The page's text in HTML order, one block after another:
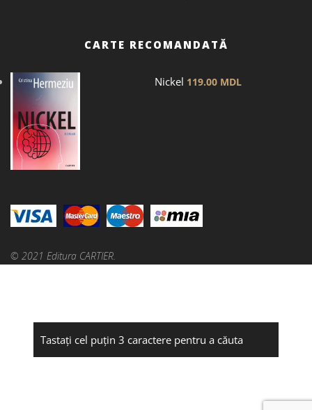
CARTE RECOMANDATĂ
Nickel 119.00 MDL
© 2021 Editura CARTIER.